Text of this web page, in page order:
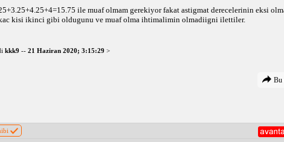
ile muaf olmam gerekiyor fakat astigmat derecelerinin eksi
kisi ikinci gibi oldugunu ve muaf olma ihtimalimin olmadiigni ilettiler.
kkk9 -- 21 Haziran 2020; 3:15:29 >
Bu